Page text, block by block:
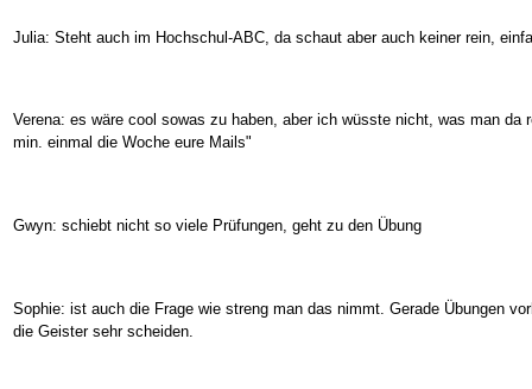
Julia: Steht auch im Hochschul-ABC, da schaut aber auch keiner rein,
Verena: es wäre cool sowas zu haben, aber ich wüsste nicht, was man da
min. einmal die Woche eure Mails"
Gwyn: schiebt nicht so viele Prüfungen, geht zu den Übung
Sophie: ist auch die Frage wie streng man das nimmt. Gerade Übungen
die Geister sehr scheiden.